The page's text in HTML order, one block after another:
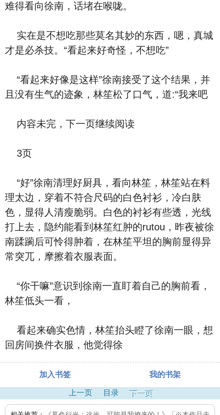
难得看向徐南，话堵在喉咙。
实在是不想吃那些莫名其妙的东西，嗯，真城
才是必杀技。“看起来好奇怪，不想吃”
“看起来好像是这样”徐南接受了这个结果，并
且没有生气的迹象，林笙松了口气，道:“我来吧
内容未完，下一页继续阅读
3页
“好”徐南清理好厨具，看向林笙，林笙站在料
理太边，穿着不符合尺码的白色衬衫，冷白肤
色，显得人清瘦脆弱。白色的衬衫有些透，光线
打上去，隐约能看到林笙红肿的rutou，昨夜被徐
南蹂躏后可怜得肿着，在林笙平坦的胸前显得异
常突兀，摩擦着衣服表面。
“你干嘛”意识到徐南一直盯着自己的胸前看，
林笙低头一看，
看起来确实色情，林笙抬头瞪了徐南一眼，想
回房间换件衣服，他觉得徐
加入书签 我的书架
上一页 目录 下一页